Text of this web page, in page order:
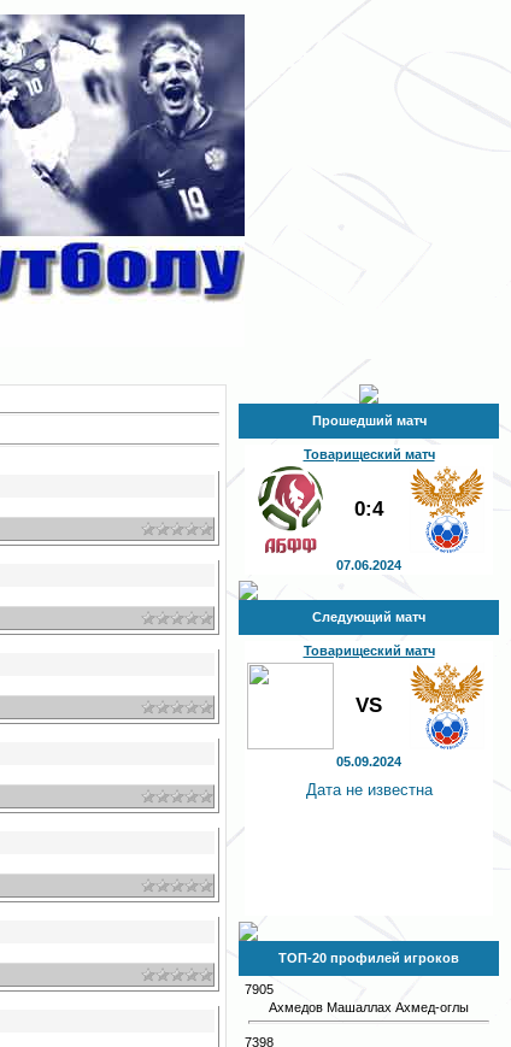
Прошедший матч
Товарищеский матч
0:4
07.06.2024
Следующий матч
Товарищеский матч
VS
05.09.2024
Дата не известна
ТОП-20 профилей игроков
7905
Ахмедов Машаллах Ахмед-оглы
7398